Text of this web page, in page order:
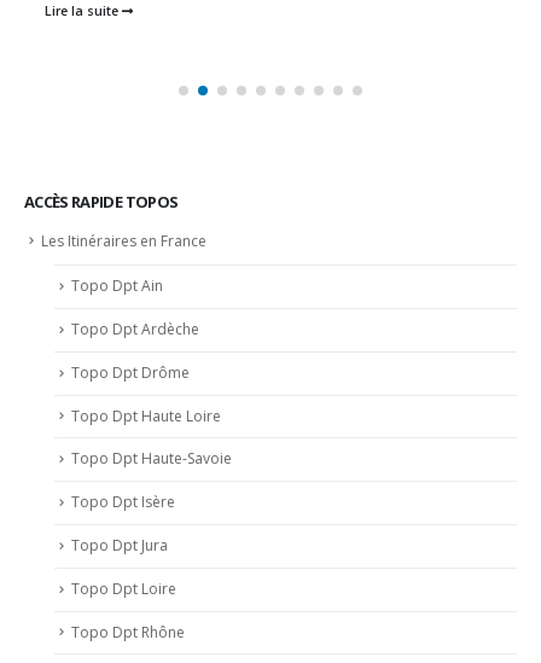
Le
Lire la suite
ACCÈS RAPIDE TOPOS
Les Itinéraires en France
Topo Dpt Ain
Topo Dpt Ardèche
Topo Dpt Drôme
Topo Dpt Haute Loire
Topo Dpt Haute-Savoie
Topo Dpt Isère
Topo Dpt Jura
Topo Dpt Loire
Topo Dpt Rhône